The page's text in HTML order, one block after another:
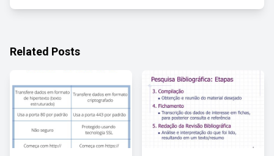
Related Posts